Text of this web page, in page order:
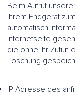
Beim Aufruf
Ihrem Endgerät
automatisch
Internetseite
die ohne Ihr Zutun
Löschung
IP-Adresse des